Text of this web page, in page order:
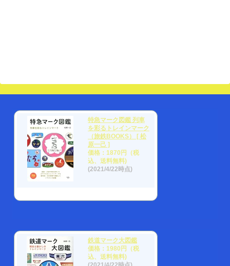
特急マーク図鑑 列車
を彩るトレインマーク
（旅鉄BOOKS） [ 松
原一己 ]
価格：1870円（税
込、送料無料)
(2021/4/22時点)
鉄道マーク大図鑑
価格：1980円（税
込、送料無料)